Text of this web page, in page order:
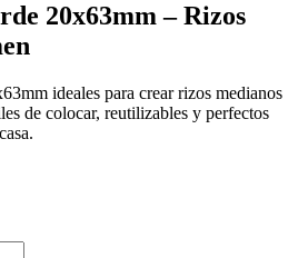
20x63mm – Rizos
ideales para crear rizos medianos
de colocar, reutilizables y perfectos